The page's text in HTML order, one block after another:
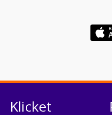
Klicket